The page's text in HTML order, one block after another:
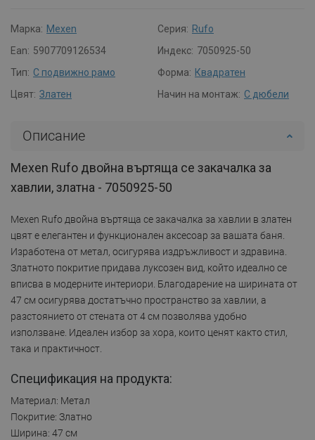
Марка: Mexen Серия: Rufo
Ean: 5907709126534 Индекс: 7050925-50
Тип: С подвижно рамо Форма: Квадратен
Цвят: Златен Начин на монтаж: С дюбели
Описание
Mexen Rufo двойна въртяща се закачалка за
хавлии, златна - 7050925-50
Mexen Rufo двойна въртяща се закачалка за хавлии в златен
цвят е елегантен и функционален аксесоар за вашата баня.
Изработена от метал, осигурява издръжливост и здравина.
Златното покритие придава луксозен вид, който идеално се
вписва в модерните интериори. Благодарение на ширината от
47 см осигурява достатъчно пространство за хавлии, а
разстоянието от стената от 4 см позволява удобно
използване. Идеален избор за хора, които ценят както стил,
така и практичност.
Спецификация на продукта:
Материал: Метал
Покритие: Златно
Ширина: 47 см